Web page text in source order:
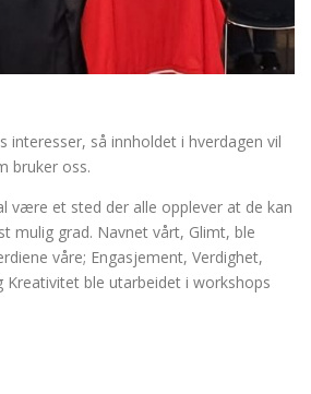
interesser, så innholdet i hverdagen vil
bruker oss.
være et sted der alle opplever at de kan
mulig grad. Navnet vårt, Glimt, ble
våre; Engasjement, Verdighet,
Kreativitet ble utarbeidet i workshops